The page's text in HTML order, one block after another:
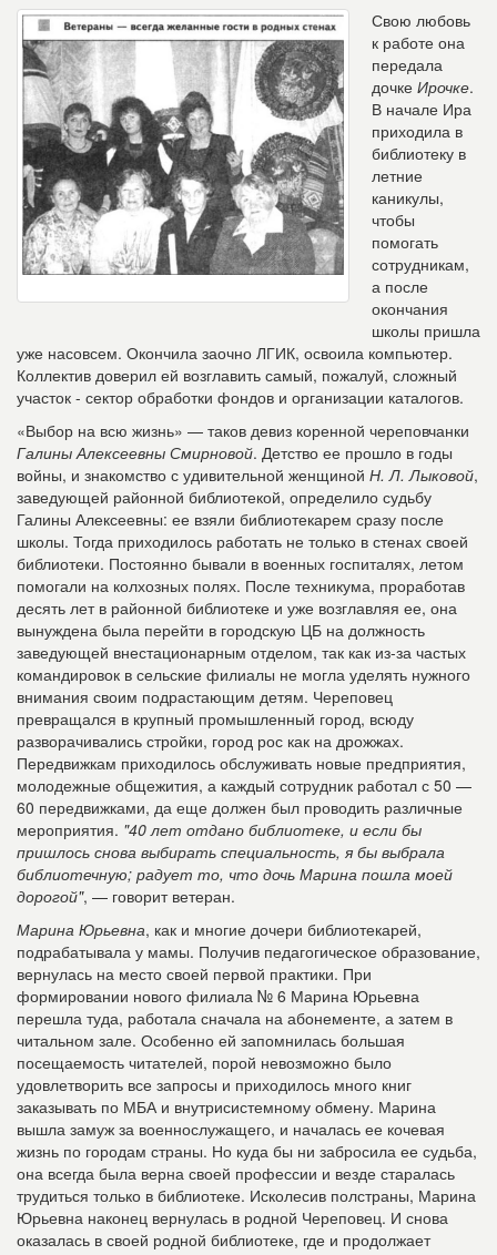
Свою любовь
к работе она
передала
дочке Ирочке.
В начале Ира
приходила в
библиотеку в
летние
каникулы,
чтобы
помогать
сотрудникам,
а после
окончания
школы пришла
уже насовсем. Окончила заочно ЛГИК, освоила компьютер.
Коллектив доверил ей возглавить самый, пожалуй, сложный
участок - сектор обработки фондов и организации каталогов.
«Выбор на всю жизнь» — таков девиз коренной череповчанки
Галины Алексеевны Смирновой. Детство ее прошло в годы
войны, и знакомство с удивительной женщиной Н. Л. Лыковой,
заведующей районной библиотекой, определило судьбу
Галины Алексеевны: ее взяли библиотекарем сразу после
школы. Тогда приходилось работать не только в стенах своей
библиотеки. Постоянно бывали в военных госпиталях, летом
помогали на колхозных полях. После техникума, проработав
десять лет в районной библиотеке и уже возглавляя ее, она
вынуждена была перейти в городскую ЦБ на должность
заведующей внестационарным отделом, так как из-за частых
командировок в сельские филиалы не могла уделять нужного
внимания своим подрастающим детям. Череповец
превращался в крупный промышленный город, всюду
разворачивались стройки, город рос как на дрожжах.
Передвижкам приходилось обслуживать новые предприятия,
молодежные общежития, а каждый сотрудник работал с 50 —
60 передвижками, да еще должен был проводить различные
мероприятия. "40 лет отдано библиотеке, и если бы
пришлось снова выбирать специальность, я бы выбрала
библиотечную; радует то, что дочь Марина пошла моей
дорогой", — говорит ветеран.
Марина Юрьевна, как и многие дочери библиотекарей,
подрабатывала у мамы. Получив педагогическое образование,
вернулась на место своей первой практики. При
формировании нового филиала № 6 Марина Юрьевна
перешла туда, работала сначала на абонементе, а затем в
читальном зале. Особенно ей запомнилась большая
посещаемость читателей, порой невозможно было
удовлетворить все запросы и приходилось много книг
заказывать по МБА и внутрисистемному обмену. Марина
вышла замуж за военнослужащего, и началась ее кочевая
жизнь по городам страны. Но куда бы ни забросила ее судьба,
она всегда была верна своей профессии и везде старалась
трудиться только в библиотеке. Исколесив полстраны, Марина
Юрьевна наконец вернулась в родной Череповец. И снова
оказалась в своей родной библиотеке, где и продолжает